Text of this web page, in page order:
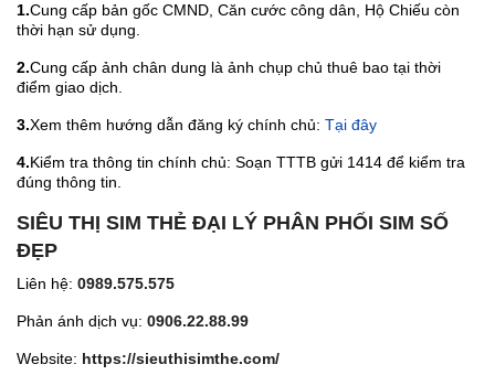
1.Cung cấp bản gốc CMND, Căn cước công dân, Hộ Chiếu còn
thời hạn sử dụng.
2.Cung cấp ảnh chân dung là ảnh chụp chủ thuê bao tại thời
điểm giao dịch.
3.Xem thêm hướng dẫn đăng ký chính chủ: Tại đây
4.Kiểm tra thông tin chính chủ: Soạn TTTB gửi 1414 để kiểm tra
đúng thông tin.
SIÊU THỊ SIM THẺ ĐẠI LÝ PHÂN PHỐI SIM SỐ
ĐẸP
Liên hệ: 0989.575.575
Phản ánh dịch vụ: 0906.22.88.99
Website: https://sieuthisimthe.com/